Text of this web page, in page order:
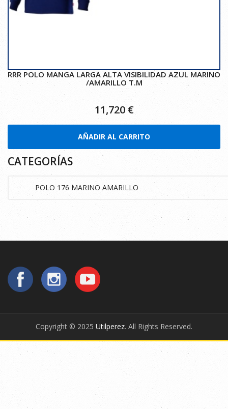
RRR POLO MANGA LARGA ALTA VISIBILIDAD AZUL MARINO
/AMARILLO T.M
11,720 €
AÑADIR AL CARRITO
CATEGORÍAS
Copyright © 2025 Utilperez. All Rights Reserved.